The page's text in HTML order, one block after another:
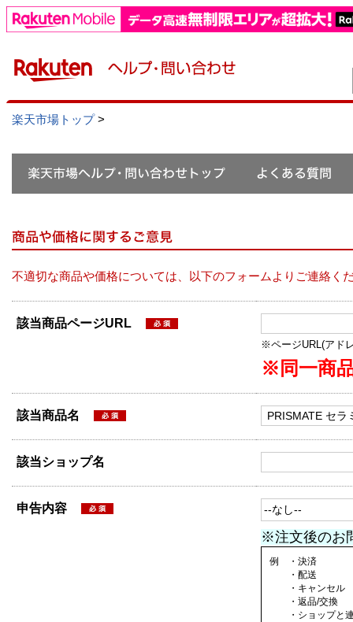
楽天市場トップ>
不適切な商品や価格については、以下のフォームよりご連絡く
該当商品ページURL
※ページURL(アド
※同一商
該当商品名
該当ショップ名
申告内容
※注文後のお
例 ・決済
・配送
・キャンセル
・返品/交換
・ショップと連